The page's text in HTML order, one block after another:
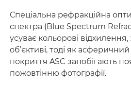
Спеціальна рефракційна
спектра (Blue Spectrum
усуває кольорові відхилення,
об’єктиві, тоді як
покриття ASC запобігають
пожовтінню фотографії.